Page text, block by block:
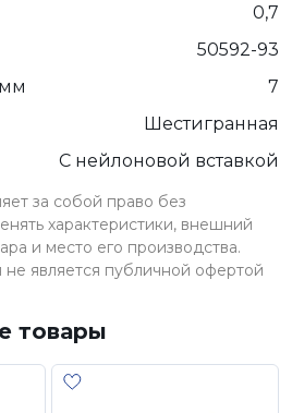
0,7
50592-93
7
Шестигранная
С нейлоновой вставкой
за собой право без
характеристики, внешний
и место его производства.
является публичной офертой
товары